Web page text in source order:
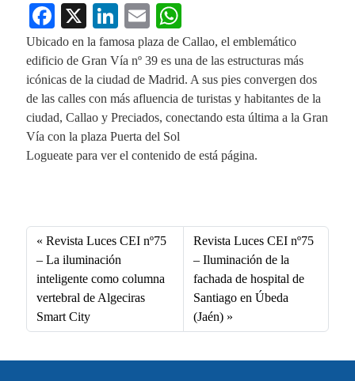
Fa
ce
bo
ok
X
Li
nk
ed
In
E
m
ail
ha
ts
A
pp
Ubicado en la famosa plaza de Callao, el emblemático
edificio de Gran Vía nº 39 es una de las estructuras más
icónicas de la ciudad de Madrid. A sus pies convergen dos
de las calles con más afluencia de turistas y habitantes de la
ciudad, Callao y Preciados, conectando esta última a la Gran
Vía con la plaza Puerta del Sol
Logueate para ver el contenido de está página.
bo
ok
ed
In
ail
ts
A
pp
Revista Luces CEI nº75
– La iluminación
inteligente como columna
vertebral de Algeciras
Smart City
Revista Luces CEI nº75
– Iluminación de la
fachada de hospital de
Santiago en Úbeda
(Jaén)